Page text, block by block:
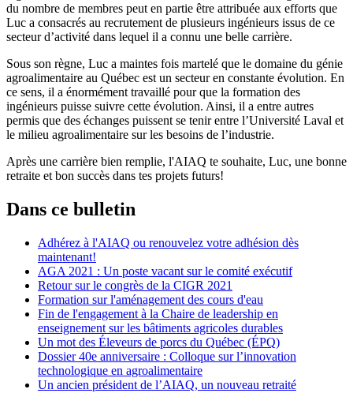
du nombre de membres peut en partie être attribuée aux efforts que
Luc a consacrés au recrutement de plusieurs ingénieurs issus de ce
secteur d’activité dans lequel il a connu une belle carrière.
Sous son règne, Luc a maintes fois martelé que le domaine du génie
agroalimentaire au Québec est un secteur en constante évolution. En
ce sens, il a énormément travaillé pour que la formation des
ingénieurs puisse suivre cette évolution. Ainsi, il a entre autres
permis que des échanges puissent se tenir entre l’Université Laval et
le milieu agroalimentaire sur les besoins de l’industrie.
Après une carrière bien remplie, l'AIAQ te souhaite, Luc, une bonne
retraite et bon succès dans tes projets futurs!
Dans ce bulletin
Adhérez à l'AIAQ ou renouvelez votre adhésion dès
maintenant!
AGA 2021 : Un poste vacant sur le comité exécutif
Retour sur le congrès de la CIGR 2021
Formation sur l'aménagement des cours d'eau
Fin de l'engagement à la Chaire de leadership en
enseignement sur les bâtiments agricoles durables
Un mot des Éleveurs de porcs du Québec (ÉPQ)
Dossier 40e anniversaire : Colloque sur l’innovation
technologique en agroalimentaire
Un ancien président de l’AIAQ, un nouveau retraité